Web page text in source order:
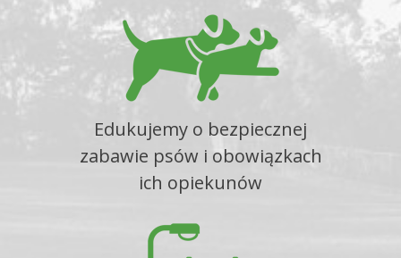
Edukujemy o bezpiecznej
zabawie psów i obowiązkach
ich opiekunów